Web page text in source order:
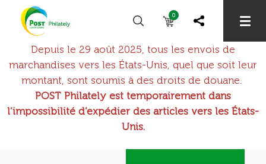
0
Depuis le 29 août 2025, tous les envois de
marchandises vers les États-Unis, quel que soit leur
montant, sont soumis à des droits de douane.
POST Philately est temporairement dans
l’impossibilité d’expédier des articles vers les États-
Unis.